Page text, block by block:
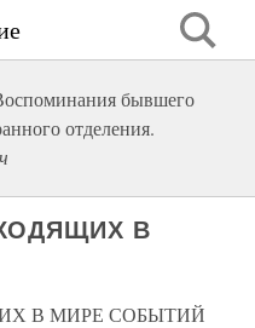
бывшего
отделения.
В
В МИРЕ СОБЫТИЙ